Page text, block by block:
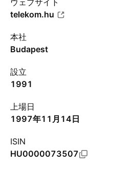
ウェブサイト
telekom.hu
本社
Budapest
設立
1991
上場日
1997年11月14日
ISIN
HU0000073507